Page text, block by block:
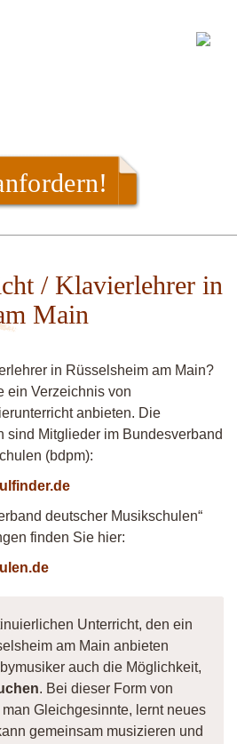
/ Klavierlehrer in
Main
in Rüsselsheim am Main?
ein Verzeichnis von
anbieten. Die
sind Mitglieder im Bundesverband
(bdpm):
deutscher Musikschulen“
finden Sie hier:
Unterricht, den ein
am Main anbieten
auch die Möglichkeit,
. Bei dieser Form von
Gleichgesinnte, lernt neues
gemeinsam musizieren und